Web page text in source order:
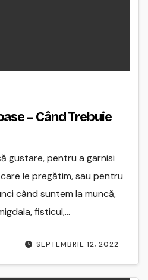
– Când Trebuie
SEPTEMBRIE 12, 2022
gustare, pentru a garnisi
le pregătim, sau pentru
când suntem la muncă,
fisticul,…